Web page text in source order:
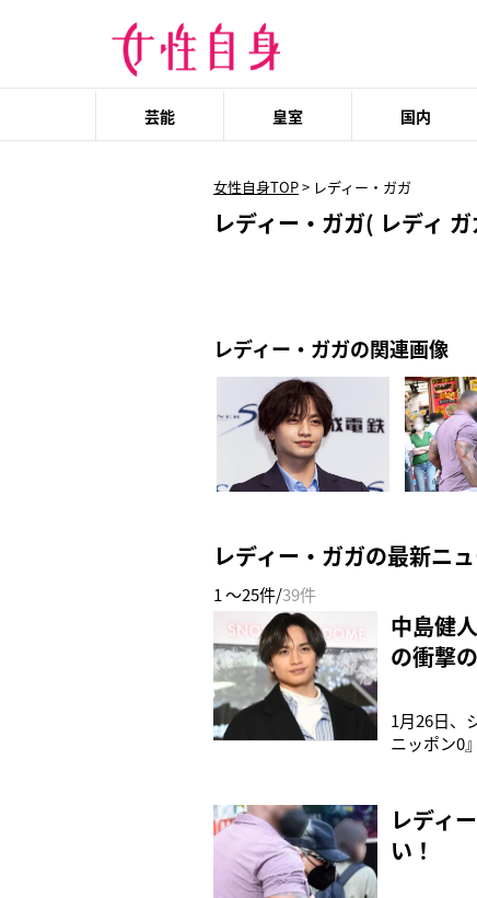
芸能 皇室 国内
女性自身TOP> レディー・ガガ
レディー・ガガ( レディ
レディー・ガガの関連画像
レディー・ガガの最新ニ
1 ～25件/39件
中島健
の衝撃
1月26日、
ニッポン0
担当して
すが」と
レディ
い！